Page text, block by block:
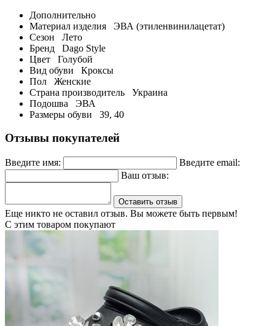
Дополнительно
Материал изделия
ЭВА (этиленвинилацетат)
Сезон
Лето
Бренд
Dago Style
Цвет
Голубой
Вид обуви
Кроксы
Пол
Женские
Страна производитель
Украина
Подошва
ЭВА
Размеры обуви
39, 40
Отзывы покупателей
Введите имя:
Введите email:
Ваш отзыв:
Оставить отзыв
Еще никто не оставил отзыв. Вы можете быть первым!
С этим товаром покупают